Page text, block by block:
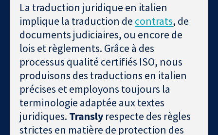
La traduction juridique en italien
implique la traduction de contrats, de
documents judiciaires, ou encore de
lois et règlements. Grâce à des
processus qualité certifiés ISO, nous
produisons des traductions en italien
précises et employons toujours la
terminologie adaptée aux textes
juridiques. Transly respecte des règles
strictes en matière de protection des